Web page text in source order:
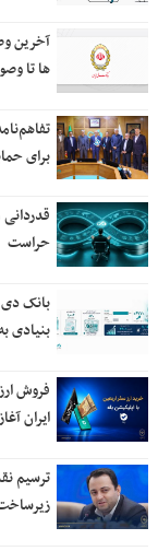
آخرین
ها تا
برای
حراست
بنیادی
فروش
ایران
ترسیم